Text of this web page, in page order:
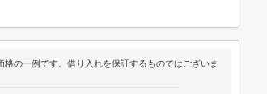
の一例です。借り入れを保証するものではございま